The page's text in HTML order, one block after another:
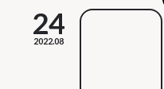
24
2022.08